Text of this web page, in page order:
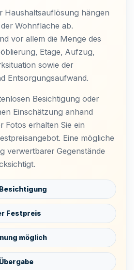
Haushaltsauflösung hängen
Wohnfläche ab.
vor allem die Menge des
Etage, Aufzug,
sowie der
Entsorgungsaufwand.
Besichtigung oder
Einschätzung anhand
Fotos erhalten Sie ein
Eine mögliche
verwertbarer Gegenstände
Festpreis
möglich